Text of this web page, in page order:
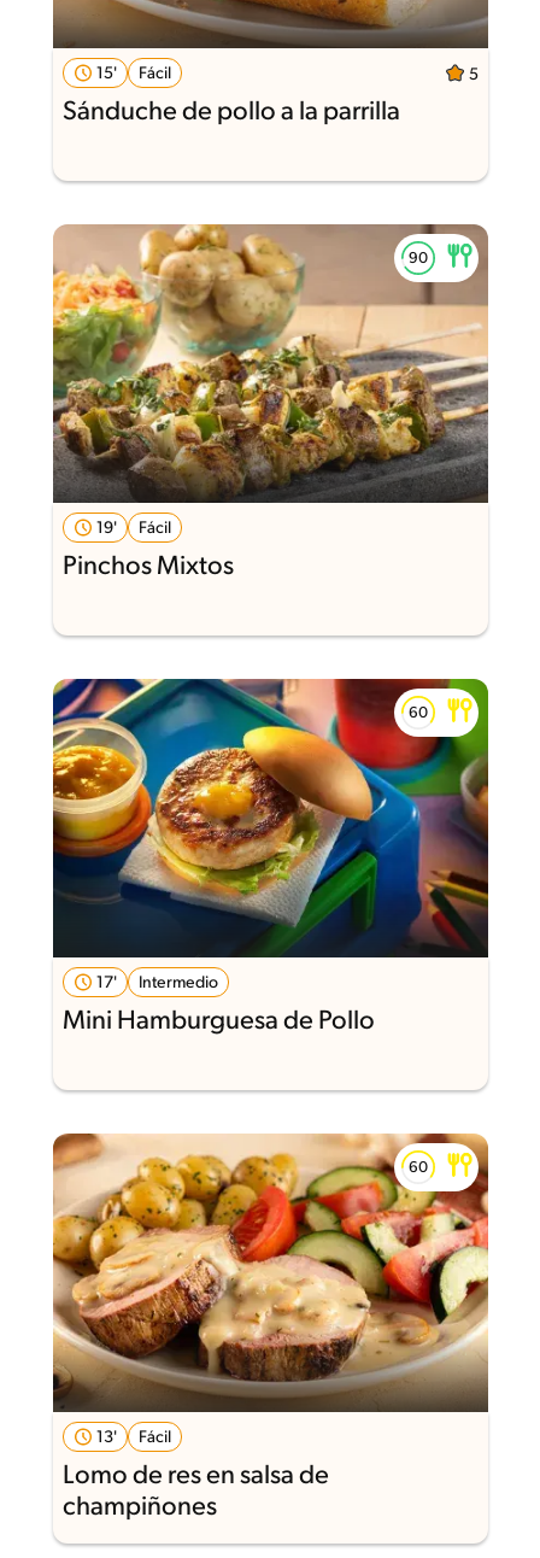
15' Fácil 5
Sánduche de pollo a la parrilla
19' Fácil
Pinchos Mixtos
17' Intermedio
Mini Hamburguesa de Pollo
13' Fácil
Lomo de res en salsa de
champiñones